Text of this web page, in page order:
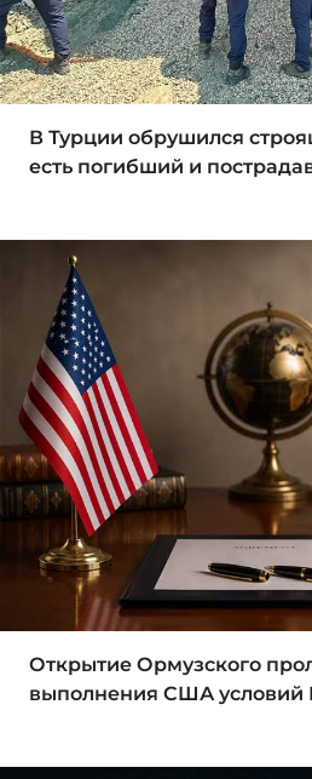
В Турции обрушился
есть погибший и
Открытие Ормузского
выполнения США